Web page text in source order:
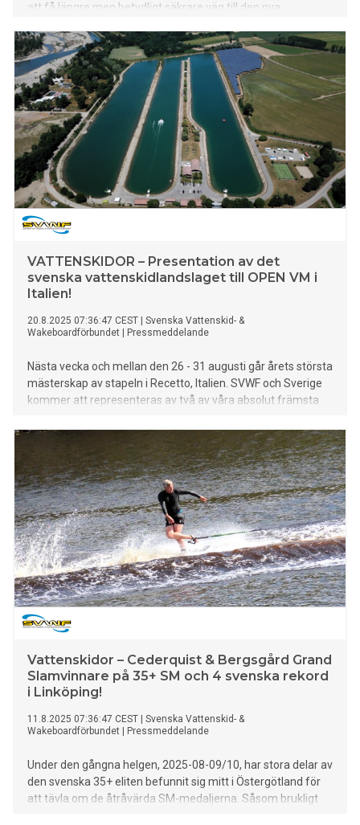
att få längre men betydligt säkrare väg till den nya
miljö för resenärerna.
VATTENSKIDOR – Presentation av det
svenska vattenskidlandslaget till OPEN VM i
Italien!
20.8.2025 07:36:47 CEST
Svenska Vattenskid- &
Wakeboardförbundet
Pressmeddelande
Nästa vecka och mellan den 26 - 31 augusti går årets största
mästerskap av stapeln i Recetto, Italien. SVWF och Sverige
kommer att representeras av två av våra absolut främsta
Jakob Bogne.
Vattenskidor – Cederquist & Bergsgård Grand
Slamvinnare på 35+ SM och 4 svenska rekord
i Linköping!
11.8.2025 07:36:47 CEST
Svenska Vattenskid- &
Wakeboardförbundet
Pressmeddelande
Under den gångna helgen, 2025-08-09/10, har stora delar av
den svenska 35+ eliten befunnit sig mitt i Östergötland för
att tävla om de åtråvärda SM-medaljerna. Såsom brukligt